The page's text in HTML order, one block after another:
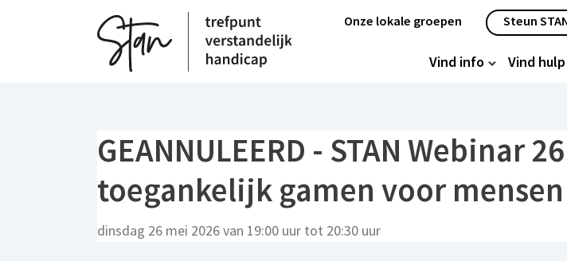
Metanavigatie
Onze lokale groepen Steun
Hoofdnavigatie
Vind info Vind hulp
GEANNULEERD - STAN Webinar
toegankelijk gamen voor
dinsdag 26 mei 2026 van 19:00 uur tot 20:30 uur